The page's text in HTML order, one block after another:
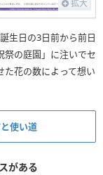
拡大
生日の3日前から前日
祭の庭園」に注いでセ
た花の数によって想い
使い道
がある